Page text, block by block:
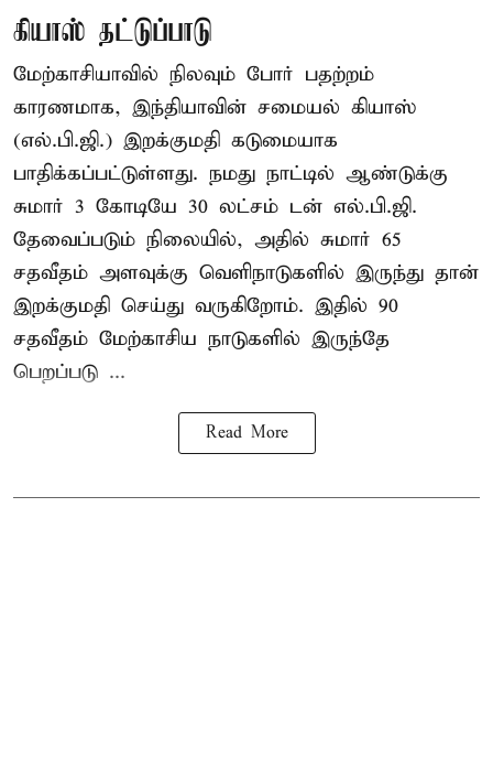
கியாஸ் தட்டுப்பாடு
மேற்காசியாவில் நிலவும் போர் பதற்றம்
காரணமாக, இந்தியாவின் சமையல் கியாஸ்
(எல்.பி.ஜி.) இறக்குமதி கடுமையாக
பாதிக்கப்பட்டுள்ளது. நமது நாட்டில் ஆண்டுக்கு
சுமார் 3 கோடியே 30 லட்சம் டன் எல்.பி.ஜி.
தேவைப்படும் நிலையில், அதில் சுமார் 65
சதவீதம் அளவுக்கு வெளிநாடுகளில் இருந்து தான்
இறக்குமதி செய்து வருகிறோம். இதில் 90
சதவீதம் மேற்காசிய நாடுகளில் இருந்தே
பெறப்படு ...
Read More